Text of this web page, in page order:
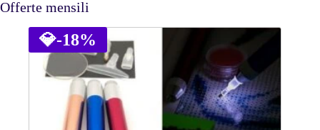
Offerte mensili
💎-18%